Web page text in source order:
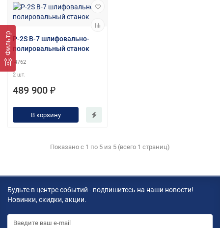
Фильтр P-2S В-7 шлифовально-
полировальный станок
-4762
2 шт.
489 900 ₽
В корзину
Показано с 1 по 5 из 5 (всего 1 страниц)
Будьте в центре событий - подпишитесь на наши новости!
Новинки, скидки, акции.